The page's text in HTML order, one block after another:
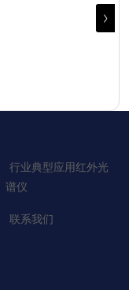
行业典型应用红外光
谱仪
联系我们